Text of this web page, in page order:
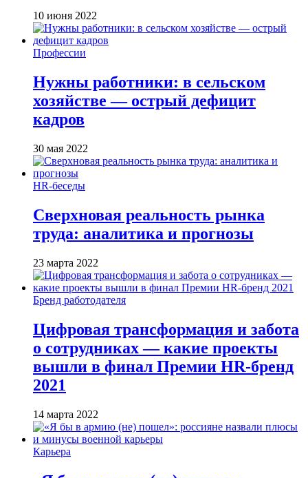
10 июня 2022
Профессии
Нужны работники: в сельском
хозяйстве — острый дефицит
кадров
30 мая 2022
HR-беседы
Сверхновая реальность рынка
труда: аналитика и прогнозы
23 марта 2022
Бренд работодателя
Цифровая трансформация и забота
о сотрудниках — какие проекты
вышли в финал Премии HR-бренд
2021
14 марта 2022
Карьера